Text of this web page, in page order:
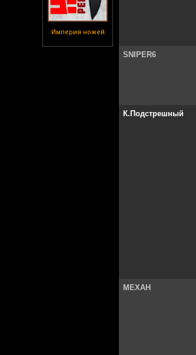
Империя ножей
SNIPER6
К.Подстрешный
MEXAH